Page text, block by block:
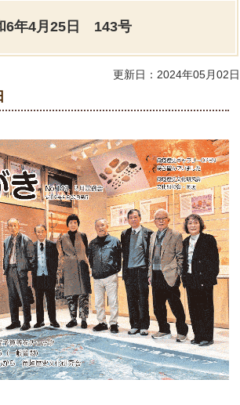
6年4月25日 143号
更新日：2024年05月02日